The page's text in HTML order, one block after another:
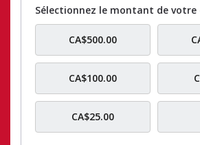
Sélectionnez le montant de votre
CA$500.00
CA$100.00
CA$25.00